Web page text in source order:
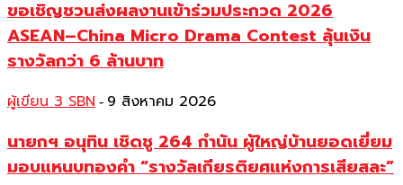
ขอเชิญชวนส่งผลงานเข้าร่วมประกวด 2026
ASEAN–China Micro Drama Contest ลุ้นเงิน
รางวัลกว่า 6 ล้านบาท
ผู้เขียน 3 SBN - 9 สิงหาคม 2026
นายกฯ อนุทิน เชิดชู 264 กำนัน ผู้ใหญ่บ้านยอดเยี่ยม
มอบแหนบทองคำ “รางวัลเกียรติยศแห่งการเสียสละ”